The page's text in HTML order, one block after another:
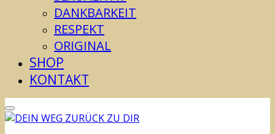
DANKBARKEIT
RESPEKT
ORIGINAL
SHOP
KONTAKT